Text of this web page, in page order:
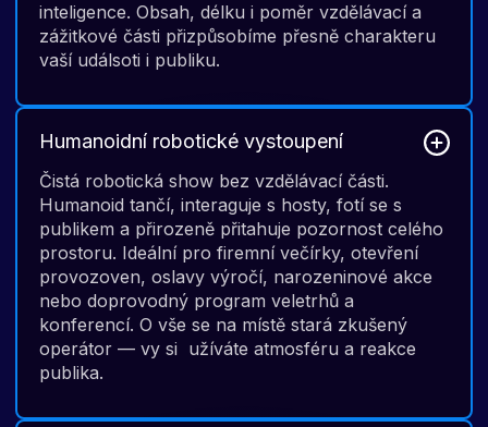
inteligence. Obsah, délku i poměr vzdělávací a
zážitkové části přizpůsobíme přesně charakteru
vaší událsoti i publiku.
Humanoidní robotické vystoupení
Čistá robotická show bez vzdělávací části.
Humanoid tančí, interaguje s hosty, fotí se s
publikem a přirozeně přitahuje pozornost celého
prostoru. Ideální pro firemní večírky, otevření
provozoven, oslavy výročí, narozeninové akce
nebo doprovodný program veletrhů a
konferencí. O vše se na místě stará zkušený
operátor — vy si užíváte atmosféru a reakce
publika.